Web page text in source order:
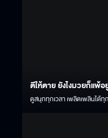
ตีให้ตาย ยังไงมวยก็แพ้
ดูสนุกทุกเวลา เพลิดเพลินได้ทุ